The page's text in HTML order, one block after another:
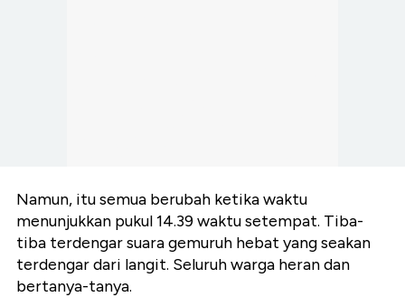
Namun, itu semua berubah ketika waktu
menunjukkan pukul 14.39 waktu setempat. Tiba-
tiba terdengar suara gemuruh hebat yang seakan
terdengar dari langit. Seluruh warga heran dan
bertanya-tanya.